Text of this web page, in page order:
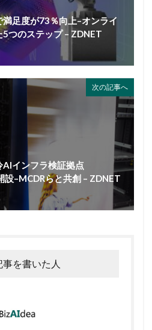
足度が73％向上–オンライ
つのステップ – ZDNET
次の記事へ
インフラ検証拠点
–MCDRらと共創 – ZDNET
事を書いた人